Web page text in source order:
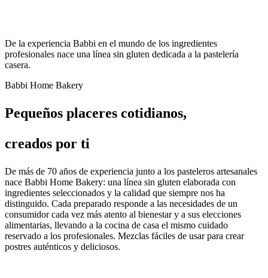
De la experiencia Babbi en el mundo de los ingredientes
profesionales nace una línea sin gluten dedicada a la pastelería
casera.
Babbi Home Bakery
Pequeños placeres cotidianos,
creados por ti
De más de 70 años de experiencia junto a los pasteleros artesanales
nace Babbi Home Bakery: una línea sin gluten elaborada con
ingredientes seleccionados y la calidad que siempre nos ha
distinguido. Cada preparado responde a las necesidades de un
consumidor cada vez más atento al bienestar y a sus elecciones
alimentarias, llevando a la cocina de casa el mismo cuidado
reservado a los profesionales. Mezclas fáciles de usar para crear
postres auténticos y deliciosos.